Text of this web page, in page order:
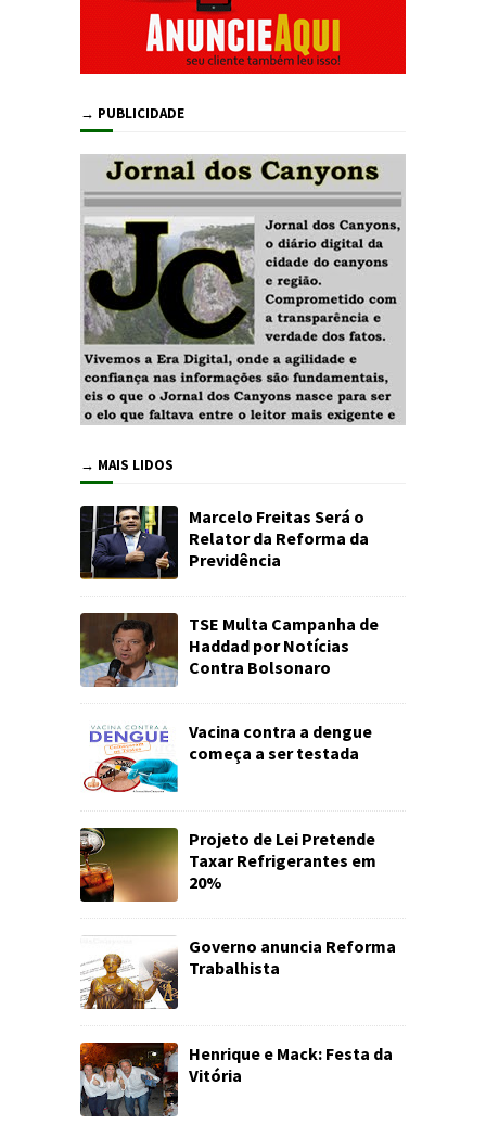
→ PUBLICIDADE
→ MAIS LIDOS
Marcelo Freitas Será o
Relator da Reforma da
Previdência
TSE Multa Campanha de
Haddad por Notícias
Contra Bolsonaro
Vacina contra a dengue
começa a ser testada
Projeto de Lei Pretende
Taxar Refrigerantes em
20%
Governo anuncia Reforma
Trabalhista
Henrique e Mack: Festa da
Vitória